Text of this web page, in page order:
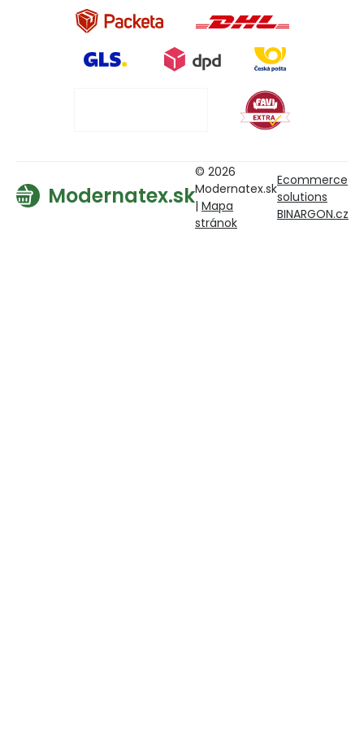
Modernatex.sk
© 2026
Modernatex.sk
| Mapa
stránok
Ecommerce
solutions
BINARGON.cz